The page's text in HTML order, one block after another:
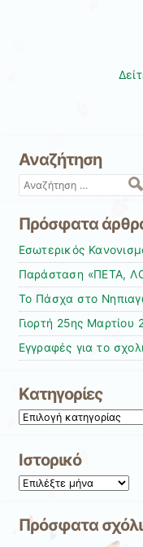
Αναζήτηση
Αναζήτηση
Πρόσφατα
Εσωτερικός
Παράσταση «ΠΕΤΑ,
Το Πάσχα στο
Γιορτή 25ης Μαρτίου
Εγγραφές για το
Kατηγορίες
Kατηγορίες
Ιστορικό
Ιστορικό
Πρόσφατα